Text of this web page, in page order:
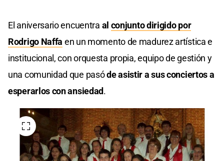
El aniversario encuentra al conjunto dirigido por
Rodrigo Naffa en un momento de madurez artística e
institucional, con orquesta propia, equipo de gestión y
una comunidad que pasóde asistir a sus conciertos a
esperarlos con ansiedad.